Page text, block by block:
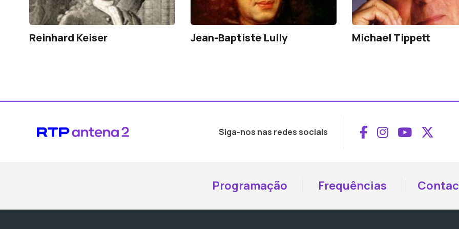
Reinhard Keiser Jean-Baptiste Lully Michael Tippett
Siga-nos nas redes sociais Aceder ao
Aceder ao
Aceder
Programação Frequências